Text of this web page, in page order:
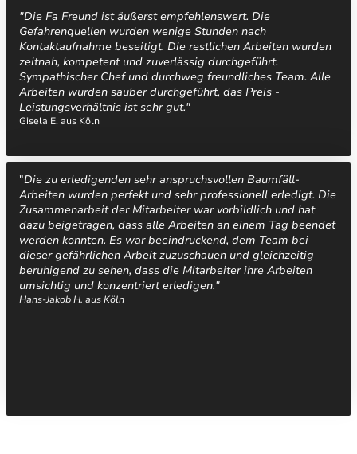
"Die Fa Freund ist äußerst empfehlenswert. Die
Gefahrenquellen wurden wenige Stunden nach
Kontaktaufnahme beseitigt. Die restlichen Arbeiten wurden
zeitnah, kompetent und zuverlässig durchgeführt.
Sympathischer Chef und durchweg freundliches Team. Alle
Arbeiten wurden sauber durchgeführt, das Preis -
Leistungsverhältnis ist sehr gut."
Gisela E. aus Köln
"Die zu erledigenden sehr anspruchsvollen Baumfäll-
Arbeiten wurden perfekt und sehr professionell erledigt. Die
Zusammenarbeit der Mitarbeiter war vorbildlich und hat
dazu beigetragen, dass alle Arbeiten an einem Tag beendet
werden konnten. Es war beeindruckend, dem Team bei
dieser gefährlichen Arbeit zuzuschauen und gleichzeitig
beruhigend zu sehen, dass die Mitarbeiter ihre Arbeiten
umsichtig und konzentriert erledigen."
Hans-Jakob H. aus Köln